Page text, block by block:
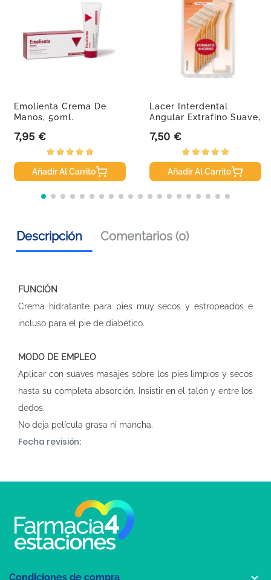
Emolienta Crema De
Manos, 50ml.
Precio
7,95 €
Añadir Al Carrito
Lacer Interdental
Angular Extrafino Suave,
Precio
7,50 €
Añadir Al Carrito
Descripción Comentarios (0)
FUNCIÓN
Crema hidratante para pies muy secos y estropeados e
incluso para el pie de diabético.
MODO DE EMPLEO
Aplicar con suaves masajes sobre los pies limpios y secos
hasta su completa absorción. Insistir en el talón y entre los
dedos.
No deja película grasa ni mancha.
Fecha revisión:
Condiciones de compra